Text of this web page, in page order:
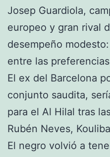
Josep Guardiola,
europeo y gran rival
desempeño
entre las
El ex del Barcelona
conjunto saudita,
para el Al Hilal tras
Rubén Neves,
El negro volvió a